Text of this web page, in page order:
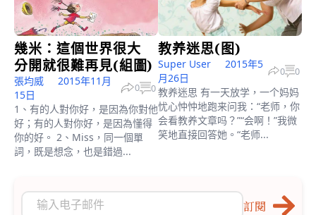
訂閱
幾米：這個世界很大
分開就很難再見(組圖)
張均威
2015年11月
15日
0 0
1、有的人對你好，是因為你對他
好；有的人對你好，是因為懂得
你的好。 2、Miss，同一個單
詞，既是想念，也是錯過...
教养迷思(图)
Super User
2015年5
月26日
0 0
教养迷思 有一天放学，一个妈妈
忧心忡忡地跑来问我：“老师，你
会看教养文章吗？”“会啊！”我微
笑地直接回答她。“老师...